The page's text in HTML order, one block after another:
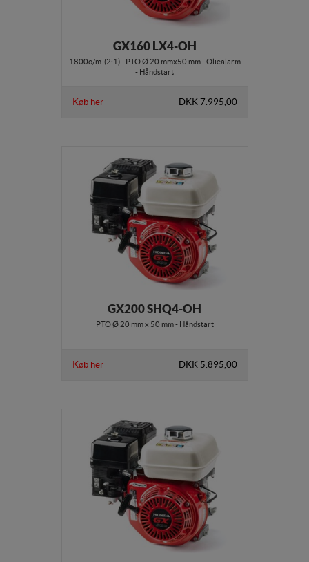
GX160 LX4-OH
1800o/m. (2:1) - PTO Ø 20 mmx50 mm - Oliealarm
- Håndstart
Køb her DKK 7.995,00
GX200 SHQ4-OH
PTO Ø 20 mm x 50 mm - Håndstart
Køb her DKK 5.895,00